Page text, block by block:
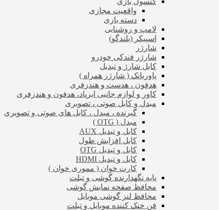
واقعیت مجازی
دسته بازی
لامپ و روشنایی
اسپیکر (بلندگو)
شارژر
شارژر فندکی خودرو
کابل شارژ و تبدیل
پاوربانک ( شارژر همراه )
هدفون ، هدست و هندزفری
کاور و لوازم جانبی ایرپاد، هدفون و هندزفری
مبدل و کابل صوتی ، تصویری
گیرنده ، مبدل ، کابل های صوتی و تصویری
مبدل ( OTG )
کابل و تبدیل AUX
کابل افزایش طول
کابل و تبدیل OTG
کابل و تبدیل HDMI
کارت خوان ( مموری خوان )
پایه نگهدارنده گوشی و تبلت
محافظ صفحه نمایش گوشی
محافظ لنز گوشی موبایل
فن خنک کننده موبایل و تبلت